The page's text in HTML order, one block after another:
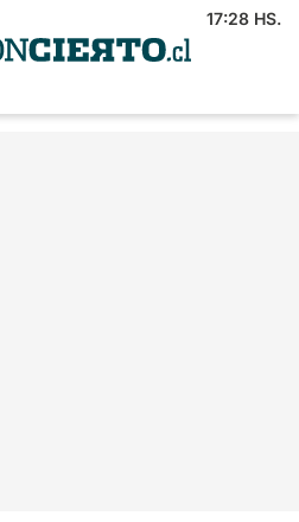
17:28 HS.